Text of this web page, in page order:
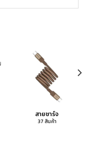
สายชาร์จ
37 สินค้า